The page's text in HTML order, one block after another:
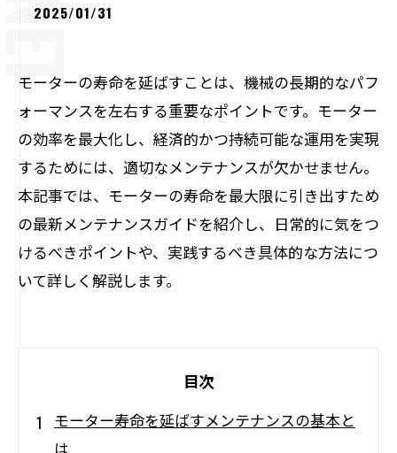
2025/01/31
モーターの寿命を延ばすことは、機械の長期的なパフ
ォーマンスを左右する重要なポイントです。モーター
の効率を最大化し、経済的かつ持続可能な運用を実現
するためには、適切なメンテナンスが欠かせません。
本記事では、モーターの寿命を最大限に引き出すため
の最新メンテナンスガイドを紹介し、日常的に気をつ
けるべきポイントや、実践するべき具体的な方法につ
いて詳しく解説します。
目次
モーター寿命を延ばすメンテナンスの基本と
は